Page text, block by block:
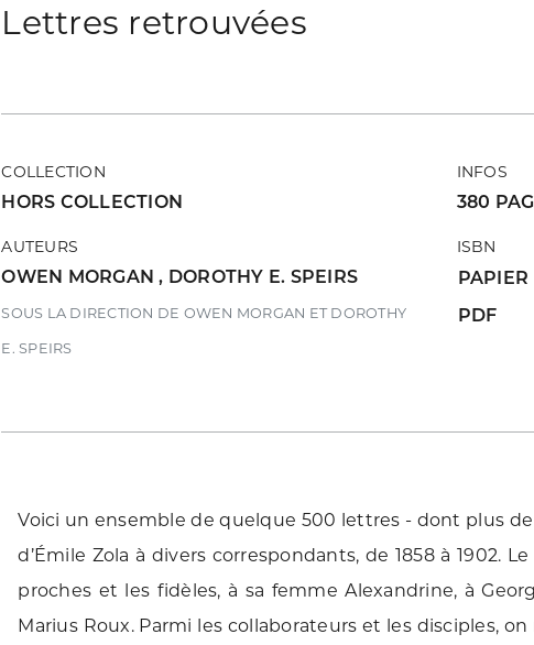
Lettres retrouvées
COLLECTION
HORS COLLECTION
AUTEURS
OWEN MORGAN, DOROTHY E. SPEIRS
SOUS LA DIRECTION DE OWEN MORGAN ET DOROTHY
E. SPEIRS
INFOS
380
ISBN
PAPIER
PDF
Voici un ensemble de quelque 500 lettres - dont plus
d’Émile Zola à divers correspondants, de 1858 à 1902.
proches et les fidèles, à sa femme Alexandrine, à
Marius Roux. Parmi les collaborateurs et les disciples,